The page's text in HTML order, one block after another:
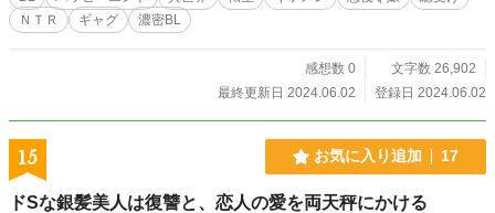
ＮＴＲ
ギャグ 濃密BL
感想数 0
文字数 26,902
最終更新日 2024.06.02
登録日 2024.06.02
15 お気に入り追加 17
ドSな銀髪美人は復讐と、恋人の愛を両天秤にかける